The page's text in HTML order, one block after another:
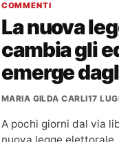
COMMENTI
La nuova
cambia gli
emerge
MARIA GILDA CARLI17
A pochi giorni dal via